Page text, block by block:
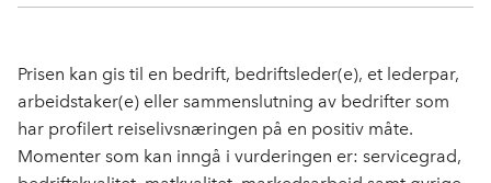
a
e
b
i
k
e
d
I
-
o
s
Prisen kan gis til en bedrift, bedriftsleder(e), et lederpar,
arbeidstaker(e) eller sammenslutning av bedrifter som
har profilert reiselivsnæringen på en positiv måte.
Momenter som kan inngå i vurderingen er: servicegrad,